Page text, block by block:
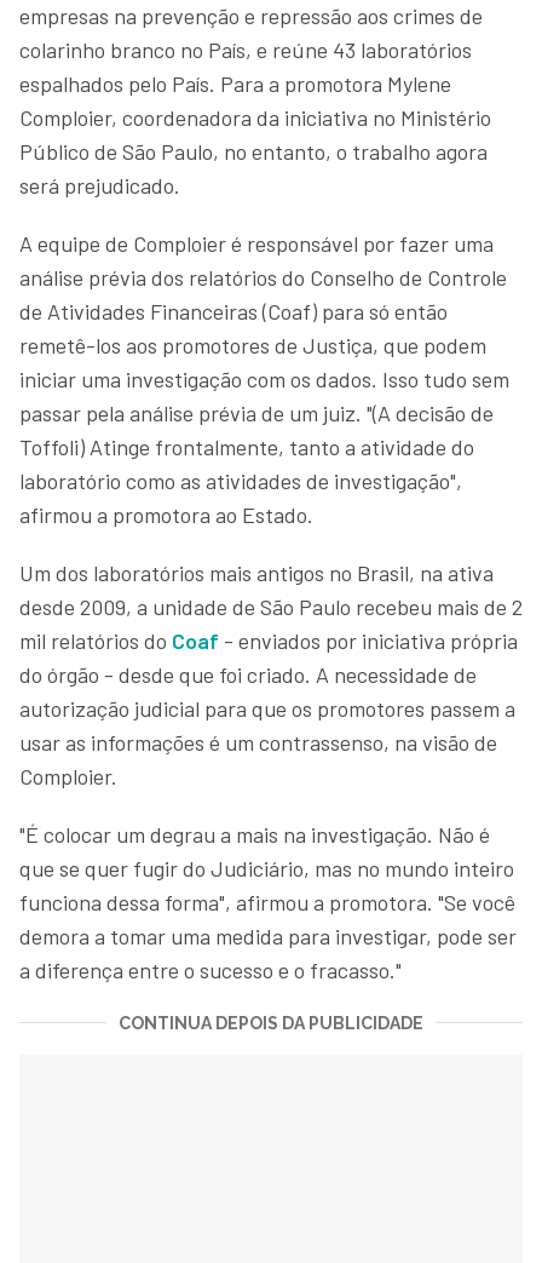
empresas na prevenção e repressão aos crimes de
colarinho branco no País, e reúne 43 laboratórios
espalhados pelo País. Para a promotora Mylene
Comploier, coordenadora da iniciativa no Ministério
Público de São Paulo, no entanto, o trabalho agora
será prejudicado.
A equipe de Comploier é responsável por fazer uma
análise prévia dos relatórios do Conselho de Controle
de Atividades Financeiras (Coaf) para só então
remetê-los aos promotores de Justiça, que podem
iniciar uma investigação com os dados. Isso tudo sem
passar pela análise prévia de um juiz. "(A decisão de
Toffoli) Atinge frontalmente, tanto a atividade do
laboratório como as atividades de investigação",
afirmou a promotora ao Estado.
Um dos laboratórios mais antigos no Brasil, na ativa
desde 2009, a unidade de São Paulo recebeu mais de 2
mil relatórios do Coaf - enviados por iniciativa própria
do órgão - desde que foi criado. A necessidade de
autorização judicial para que os promotores passem a
usar as informações é um contrassenso, na visão de
Comploier.
"É colocar um degrau a mais na investigação. Não é
que se quer fugir do Judiciário, mas no mundo inteiro
funciona dessa forma", afirmou a promotora. "Se você
demora a tomar uma medida para investigar, pode ser
a diferença entre o sucesso e o fracasso."
CONTINUA DEPOIS DA PUBLICIDADE